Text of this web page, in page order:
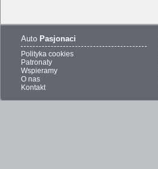
Auto Pasjonaci
Polityka cookies
Patronaty
Wspieramy
O nas
Kontakt